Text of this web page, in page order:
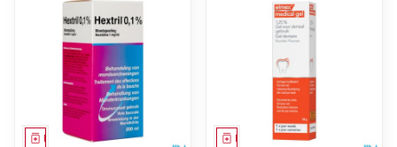
Médicament Médicament